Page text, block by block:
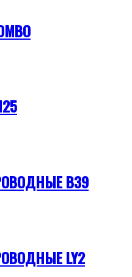
B39
LY2